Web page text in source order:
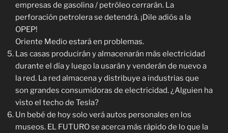
empresas de gasolina / petróleo cerrarán. La
perforación petrolera se detendrá. ¡Dile adiós a la
OPEP!
Oriente Medio estará en problemas.
Las casas producirán y almacenarán más electricidad
durante el día y luego la usarán y venderán de nuevo a
la red. La red almacena y distribuye a industrias que
son grandes consumidoras de electricidad. ¿Alguien ha
visto el techo de Tesla?
Un bebé de hoy solo verá autos personales en los
museos. EL FUTURO se acerca más rápido de lo que la